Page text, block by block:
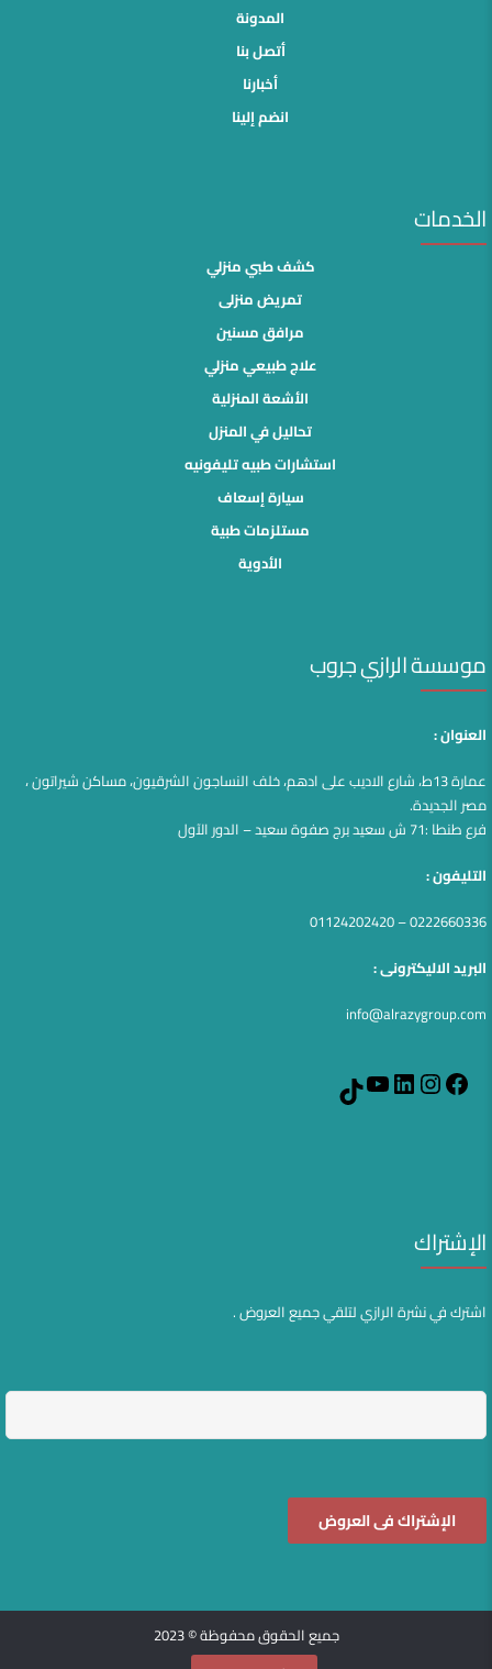
المدونة
أتصل بنا
أخبارنا
انضم إلينا
الخدمات
كشف طبي منزلي
تمريض منزلى
مرافق مسنين
علاج طبيعي منزلي
الأشعة المنزلية
تحاليل في المنزل
استشارات طبيه تليفونيه
سيارة إسعاف
مستلزمات طبية
الأدوية
موسسة الرازي جروب
العنوان :
عمارة 13ط، شارع الاديب على ادهم، خلف النساجون الشرقيون، مساكن شيراتون ،
مصر الجديدة.
فرع طنطا :71 ش سعيد برج صفوة سعيد – الدور الآول
التليفون :
0222660336 – 01124202420
البريد الاليكترونى :
info@alrazygroup.com
Facebook
Instagram
LinkedIn
YouTube
الإشتراك
اشترك في نشرة الرازي لتلقي جميع العروض .
جميع الحقوق محفوظة © 2023